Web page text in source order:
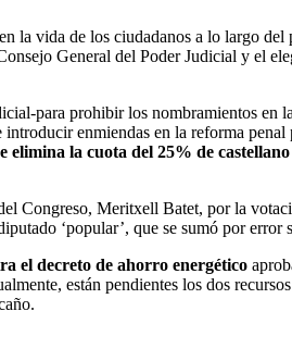
la vida de los ciudadanos a lo largo
General del Poder Judicial y el
para prohibir los nombramientos en
enmiendas en la reforma penal
elimina la cuota del 25% de castellano
Congreso, Meritxell Batet, por la
‘popular’, que se sumó por error
el decreto de ahorro energético
están pendientes los dos recursos